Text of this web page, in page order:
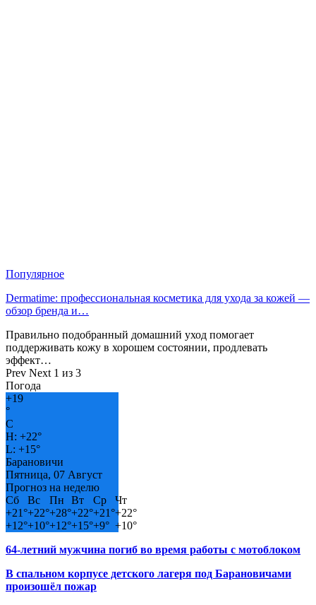
Популярное
Dermatime: профессиональная косметика для ухода за кожей —
обзор бренда и…
Правильно подобранный домашний уход помогает
поддерживать кожу в хорошем состоянии, продлевать
эффект…
Prev Next 1 из 3
Погода
+19
°
C
H: +22°
L: +15°
Барановичи
Пятница, 07 Август
Прогноз на неделю
Сб
Вс Пн Вт Ср
Чт
+21°+22°+28°+22°+21°+22°
+12°+10°+12°+15°+9° +10°
64-летний мужчина погиб во время работы с мотоблоком
В спальном корпусе детского лагеря под Барановичами
произошёл пожар